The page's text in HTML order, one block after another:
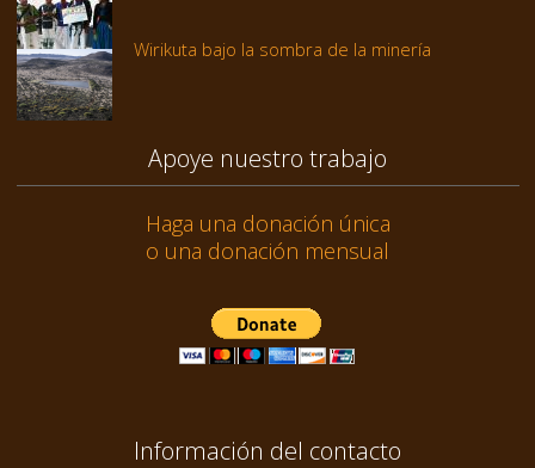
Wirikuta bajo la sombra de la minería
Apoye nuestro trabajo
Haga una donación única
o una donación mensual
Información del contacto